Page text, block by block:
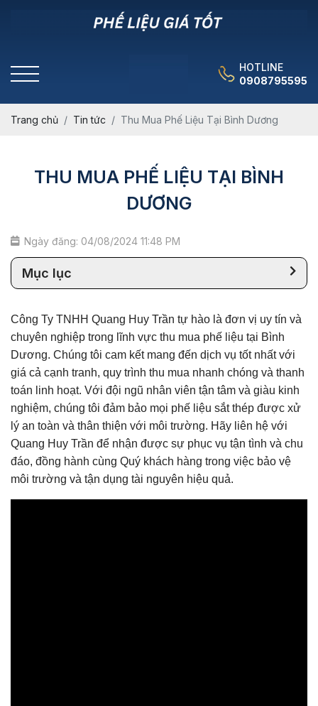
HOTLINE
0908795595
Trang chủ Tin tức Thu Mua Phế Liệu Tại Bình Dương
THU MUA PHẾ LIỆU TẠI BÌNH
DƯƠNG
Ngày đăng: 04/08/2024 11:48 PM
Mục lục
Công Ty TNHH Quang Huy Trần tự hào là đơn vị uy tín và
chuyên nghiệp trong lĩnh vực thu mua phế liệu tại Bình
Dương. Chúng tôi cam kết mang đến dịch vụ tốt nhất với
giá cả cạnh tranh, quy trình thu mua nhanh chóng và thanh
toán linh hoạt. Với đội ngũ nhân viên tận tâm và giàu kinh
nghiệm, chúng tôi đảm bảo mọi phế liệu sắt thép được xử
lý an toàn và thân thiện với môi trường. Hãy liên hệ với
Quang Huy Trần để nhận được sự phục vụ tận tình và chu
đáo, đồng hành cùng Quý khách hàng trong việc bảo vệ
môi trường và tận dụng tài nguyên hiệu quả.